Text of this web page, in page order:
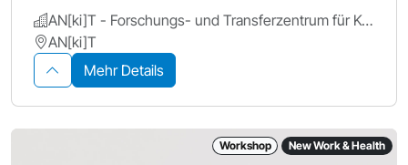
AN[ki]T - Forschungs- und Transferzentrum für Künstliche Intelligenz, Hochschule Ansbach
AN[ki]T
Mehr Details
Workshop New Work & Health